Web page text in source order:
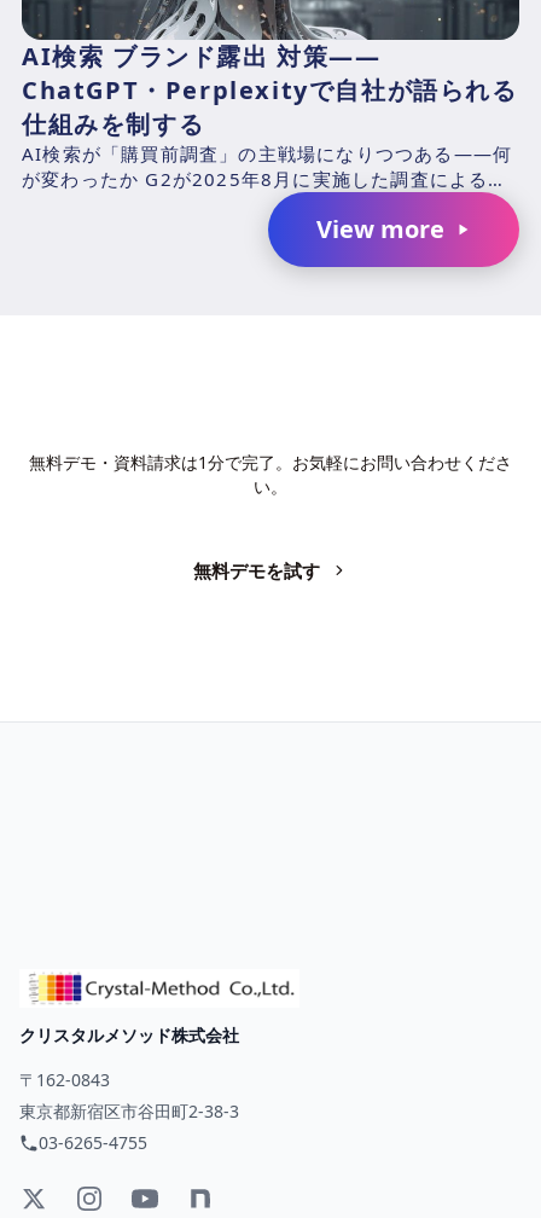
AI検索 ブランド露出 対策——
ChatGPT・Perplexityで自社が語られる
仕組みを制する
AI検索が「購買前調査」の主戦場になりつつある——何
が変わったか G2が2025年8月に実施した調査による
と、B2Bソフトウェアバイヤーの87%がAIチャットボ...
View more
無料デモ・資料請求は1分で完了。お気軽にお問い合わせくださ
い。
無料デモを試す
クリスタルメソッド株式会社
〒162-0843
東京都新宿区市谷田町2-38-3
03-6265-4755